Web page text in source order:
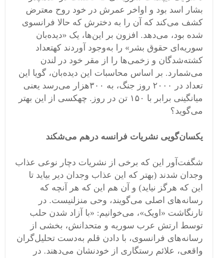
بشار اسد بود و اواخر عمرش در خود روح معترض
کشف میکند که آن را به دخترش که حالا فرانسوی
شده بود، میدهد. افزون بر اینها، یک «دیدهبان
سوریه ای حقوق بشر » را بهوجود آوردند کهتعداد
کشتهشدگان و زخمیها را از مقر خود در لندن
میشمارد. بر اساس محاسبات این دیدهبان، گویا این
تعداد در ۲۰۰۰ روز جنگ، به ۳۰۰
هزار میرسد یعنی
میانگینی برابر با ۱۵۰ تن در روز
. چهکسی از این بهتر
میگوید؟
یکسانگویی نشریات فرانسه درهم میشکند
شگفت آور این که برخی از نشریات دچار نوعی عذاب
وجدان شدند (بهتر که این عذاب وجدان دیر بیاید تا
این که هرگز نیاید) و آن هم این که هر آنچه که
رسانههای اصلی میگویند، وحی منزلنیست. در
تارنگاشت « اویک»، میخوانیم: «با آزاد شدن حلب
توسط ارتش عرب سوریه و متحدانش، بخشی از
رسانههای فرانسوی، با دادن قلم بهدست تحلیلگران
واقعی، علائم رستگاری از خودنشان میدهند. در